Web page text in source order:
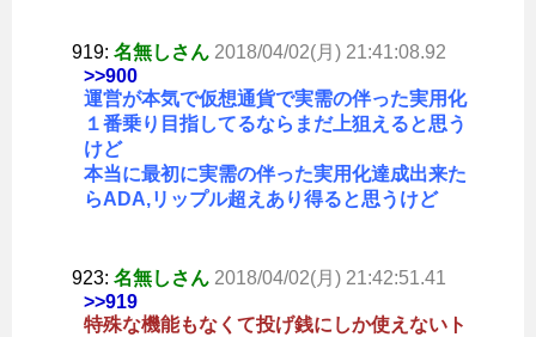
919: 名無しさん 2018/04/02(月) 21:41:08.92
>>900
運営が本気で仮想通貨で実需の伴った実用化
１番乗り目指してるならまだ上狙えると思う
けど
本当に最初に実需の伴った実用化達成出来た
らADA,リップル超えあり得ると思うけど
923: 名無しさん 2018/04/02(月) 21:42:51.41
>>919
特殊な機能もなくて投げ銭にしか使えないト